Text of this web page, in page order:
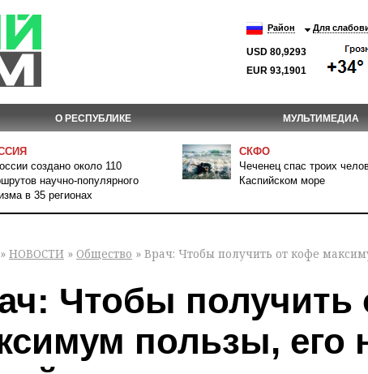
Район Для
USD 80,9293
EUR 93,1901
О РЕСПУБЛИКЕ МУЛЬТИМЕДИА
создано около 110
научно-популярного
в 35 регионах
СКФО
Чеченец спас троих
Каспийском море
» НОВОСТИ » Общество » Врач: Чтобы получить от кофе
Чтобы получить
пользы, его